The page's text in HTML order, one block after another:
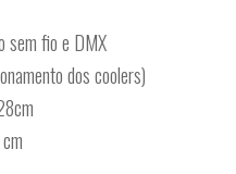
sem fio e DMX
dos coolers)